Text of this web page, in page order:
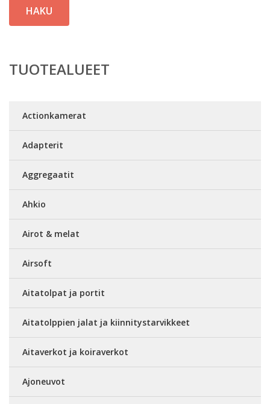
HAKU
TUOTEALUEET
Actionkamerat
Adapterit
Aggregaatit
Ahkio
Airot & melat
Airsoft
Aitatolpat ja portit
Aitatolppien jalat ja kiinnitystarvikkeet
Aitaverkot ja koiraverkot
Ajoneuvot